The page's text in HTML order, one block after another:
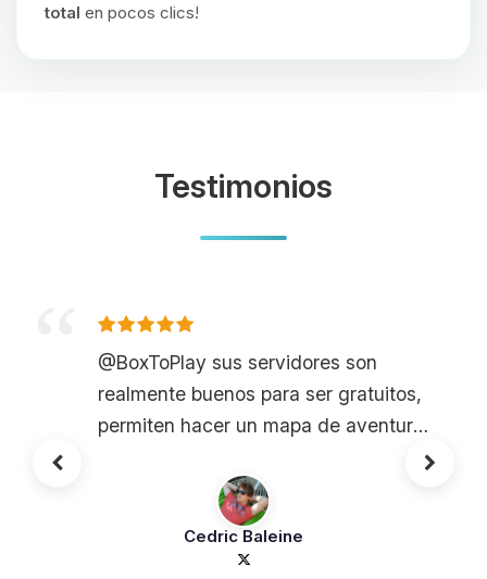
total en pocos clics!
Testimonios
@BoxToPlay sus servidores son
realmente buenos para ser gratuitos,
permiten hacer un mapa de aventura
Cedric Baleine